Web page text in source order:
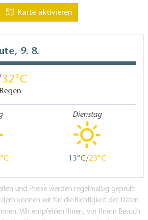
der Eingangstür: 80 cm
oder -tisch teilweise auf eine Höhe
erreichbar
der Zimmertür: 94 cm
der schmalsten aller zu
vor dem Sanitärraum im
vor dem Sanitärraum im
vor dem Durchgang zu
Karte aktivieren
9. 8.
32
Dienstag
13 23
und Preise werden regelmäßig geprüft
können wir für die Richtigkeit der Daten
Wir empfehlen Ihnen, vor Ihrem Besuch